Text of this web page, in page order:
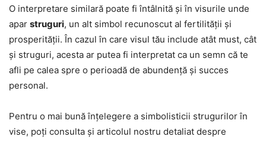
O interpretare similară poate fi întâlnită și în visurile unde
apar struguri, un alt simbol recunoscut al fertilității și
prosperității. În cazul în care visul tău include atât must, cât
și struguri, acesta ar putea fi interpretat ca un semn că te
afli pe calea spre o perioadă de abundență și succes
personal.
Pentru o mai bună înțelegere a simbolisticii strugurilor în
vise, poți consulta și articolul nostru detaliat despre